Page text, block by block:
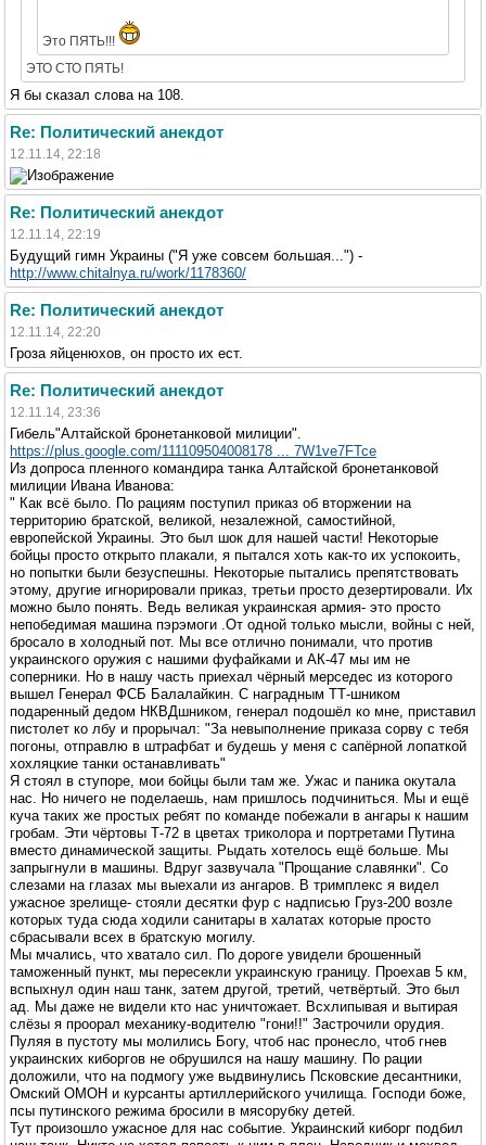
Это ПЯТЬ!!!
ЭТО СТО ПЯТЬ!
Я бы сказал слова на 108.
Re: Политический анекдот
12.11.14, 22:18
Re: Политический анекдот
12.11.14, 22:19
Будущий гимн Украины ("Я уже совсем большая...") -
http://www.chitalnya.ru/work/1178360/
Re: Политический анекдот
12.11.14, 22:20
Гроза яйценюхов, он просто их ест.
Re: Политический анекдот
12.11.14, 23:36
Гибель"Алтайской бронетанковой милиции".
https://plus.google.com/111109504008178 ... 7W1ve7FTce
Из допроса пленного командира танка Алтайской бронетанковой
милиции Ивана Иванова:
" Как всё было. По рациям поступил приказ об вторжении на
территорию братской, великой, незалежной, самостийной,
европейской Украины. Это был шок для нашей части! Некоторые
бойцы просто открыто плакали, я пытался хоть как-то их успокоить,
но попытки были безуспешны. Некоторые пытались препятствовать
этому, другие игнорировали приказ, третьи просто дезертировали. Их
можно было понять. Ведь великая украинская армия- это просто
непобедимая машина пэрэмоги .От одной только мысли, войны с ней,
бросало в холодный пот. Мы все отлично понимали, что против
украинского оружия с нашими фуфайками и АК-47 мы им не
соперники. Но в нашу часть приехал чёрный мерседес из которого
вышел Генерал ФСБ Балалайкин. С наградным ТТ-шником
подаренный дедом НКВДшником, генерал подошёл ко мне, приставил
пистолет ко лбу и прорычал: "За невыполнение приказа сорву с тебя
погоны, отправлю в штрафбат и будешь у меня с сапёрной лопаткой
хохляцкие танки останавливать"
Я стоял в ступоре, мои бойцы были там же. Ужас и паника окутала
нас. Но ничего не поделаешь, нам пришлось подчиниться. Мы и ещё
куча таких же простых ребят по команде побежали в ангары к нашим
гробам. Эти чёртовы Т-72 в цветах триколора и портретами Путина
вместо динамической защиты. Рыдать хотелось ещё больше. Мы
запрыгнули в машины. Вдруг зазвучала "Прощание славянки". Со
слезами на глазах мы выехали из ангаров. В тримплекс я видел
ужасное зрелище- стояли десятки фур с надписью Груз-200 возле
которых туда сюда ходили санитары в халатах которые просто
сбрасывали всех в братскую могилу.
Мы мчались, что хватало сил. По дороге увидели брошенный
таможенный пункт, мы пересекли украинскую границу. Проехав 5 км,
вспыхнул один наш танк, затем другой, третий, четвёртый. Это был
ад. Мы даже не видели кто нас уничтожает. Всхлипывая и вытирая
слёзы я проорал механику-водителю "гони!!" Застрочили орудия.
Пуляя в пустоту мы молились Богу, чтоб нас пронесло, чтоб гнев
украинских киборгов не обрушился на нашу машину. По рации
доложили, что на подмогу уже выдвинулись Псковские десантники,
Омский ОМОН и курсанты артиллерийского училища. Господи боже,
псы путинского режима бросили в мясорубку детей.
Тут произошло ужасное для нас событие. Украинский киборг подбил